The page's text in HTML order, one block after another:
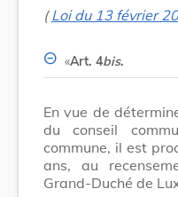
( Loi du 13 février
«Art. 4bis.
En vue de
du conseil
commune, il est
ans, au
Grand-Duché de